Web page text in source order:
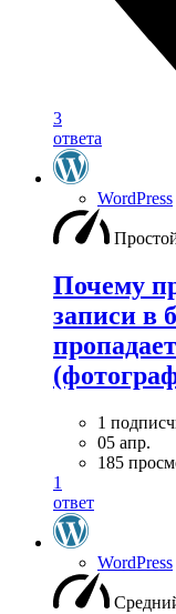
3
ответа
WordPress
Почему
записи в
1
05 апр.
185
1
ответ
WordPress